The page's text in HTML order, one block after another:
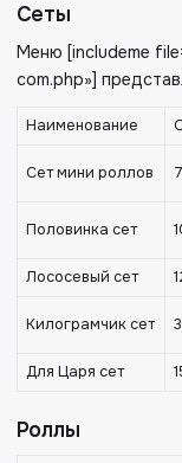
Сеты
Меню [includeme
com.php»]
Наименование
Сет мини роллов
Половинка сет
Лососевый сет
Килограмчик сет
Для Царя сет
Роллы